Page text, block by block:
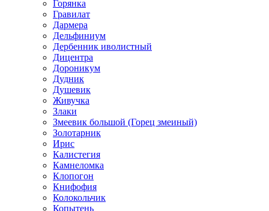
Горянка
Гравилат
Дармера
Дельфиниум
Дербенник иволистный
Дицентра
Дороникум
Дудник
Душевик
Живучка
Злаки
Змеевик большой (Горец змеиный)
Золотарник
Ирис
Калистегия
Камнеломка
Клопогон
Книфофия
Колокольчик
Копытень